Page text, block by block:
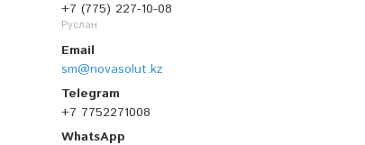
+7 (775) 227-10-08
Руслан
sm@novasolut.kz
+7 7752271008